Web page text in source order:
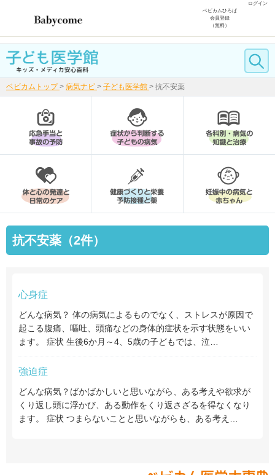
ログイン
ベビカムひろば
会員登録
（無料）
ベビカムトップ > 病気ナビ > 子ども医学館 > 抗不安薬
抗不安薬（2件）
心身症
どんな病気？ 体の病気によるものでなく、ストレスが原因で
起こる腹痛、嘔吐、頭痛などの身体的症状を示す状態をいい
ます。 症状 生後6か月～4、5歳の子どもでは、泣…
強迫症
どんな病気？ばかばかしいと思いながら、ある考えや欲求が
くり返し頭に浮かび、ある動作をくり返さざるを得なくなり
ます。 症状 つまらないことと思いながらも、ある考え…